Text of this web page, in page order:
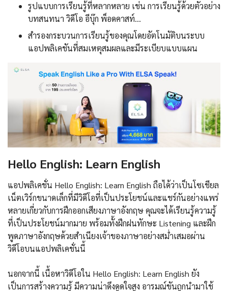
รูปแบบการเรียนรู้ที่หลากหลาย เช่น การเรียนรู้ด้วยตัวอย่าง
บทสนทนา วิดีโอ อีบุ๊ก พ็อดคาสท์…
สำรองกระบวนการเรียนรู้ของคุณโดยอัตโนมัติบนระบบ
แอปพลิเคชันที่สมเหตุสมผลและมีระเบียบแบบแผน
Hello English: Learn English
แอปพลิเคชั่น Hello English: Learn English ถือได้ว่าเป็นโซเชียล
เน็ตเวิร์กขนาดเล็กที่มีวิดีโอที่เป็นประโยชน์และแชร์กันอย่างแพร่
หลายเกี่ยวกับการฝึกออกเสียงภาษาอังกฤษ คุณจะได้เรียนรู้ความรู้
ที่เป็นประโยชน์มากมาย พร้อมทั้งฝึกฝนทักษะ Listening และฝึก
พูดภาษาอังกฤษด้วยสำเนียงเจ้าของภาษาอย่างสม่ำเสมอผ่าน
วิดีโอบนแอปพลิเคชั่นนี้
นอกจากนี้ เนื้อหาวิดีโอใน Hello English: Learn English ยัง
เป็นการสร้างความรู้ มีความน่าดึงดูดใจสูง อารมณ์ขันถูกนำมาใช้